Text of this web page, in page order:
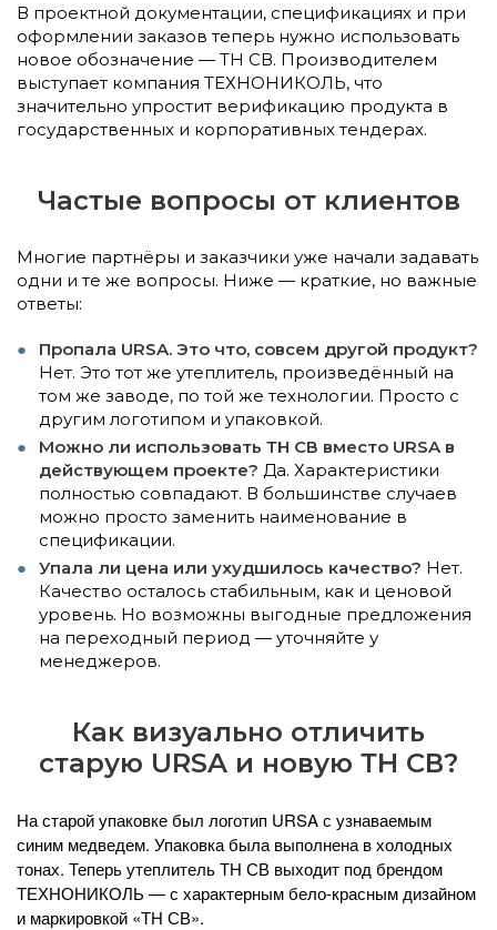
В проектной документации, спецификациях и при
оформлении заказов теперь нужно использовать
новое обозначение — ТН СВ. Производителем
выступает компания ТЕХНОНИКОЛЬ, что
значительно упростит верификацию продукта в
государственных и корпоративных тендерах.
Частые вопросы от клиентов
Многие партнёры и заказчики уже начали задавать
одни и те же вопросы. Ниже — краткие, но важные
ответы:
Пропала URSA. Это что, совсем другой продукт?
Нет. Это тот же утеплитель, произведённый на
том же заводе, по той же технологии. Просто с
другим логотипом и упаковкой.
Можно ли использовать ТН СВ вместо URSA в
действующем проекте? Да. Характеристики
полностью совпадают. В большинстве случаев
можно просто заменить наименование в
спецификации.
Упала ли цена или ухудшилось качество? Нет.
Качество осталось стабильным, как и ценовой
уровень. Но возможны выгодные предложения
на переходный период — уточняйте у
менеджеров.
Как визуально отличить
старую URSA и новую ТН СВ?
На старой упаковке был логотип URSA с узнаваемым
синим медведем. Упаковка была выполнена в холодных
тонах. Теперь утеплитель ТН СВ выходит под брендом
ТЕХНОНИКОЛЬ — с характерным бело-красным дизайном
и маркировкой «ТН СВ».